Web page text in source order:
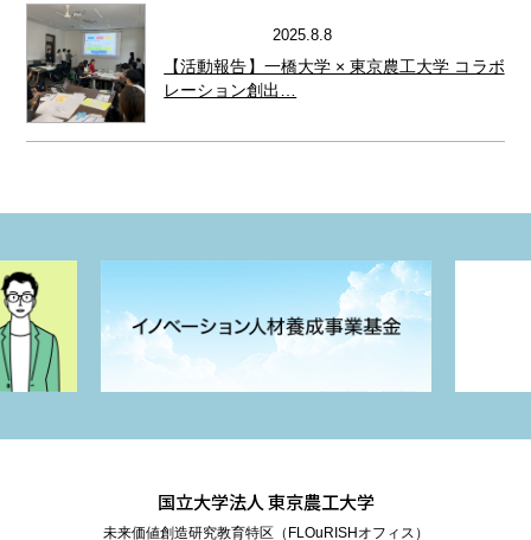
2025.8.8
【活動報告】一橋大学 × 東京農工大学 コラボ
レーション創出…
国立大学法人 東京農工大学
未来価値創造研究教育特区（FLOuRISHオフィス）